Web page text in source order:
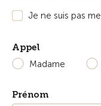
Je ne suis pas
Appel
Madame
Prénom